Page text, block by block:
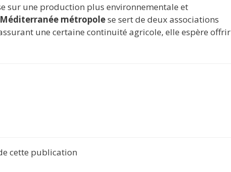
sur une production plus environnementale et
métropolese sert de deux associations
une certaine continuité agricole, elle espère offrir
cette publication